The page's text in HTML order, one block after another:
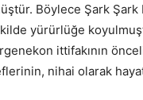
Böylece Şark Şark
yürürlüğe
ittifakının
nihai olarak